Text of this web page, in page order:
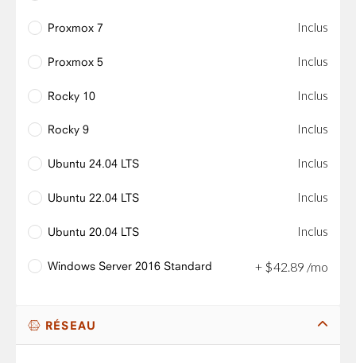
Proxmox 7 Inclus
Proxmox 5 Inclus
Rocky 10 Inclus
Rocky 9 Inclus
Ubuntu 24.04 LTS Inclus
Ubuntu 22.04 LTS Inclus
Ubuntu 20.04 LTS Inclus
Windows Server 2016 Standard + $42.89 /mo
RÉSEAU